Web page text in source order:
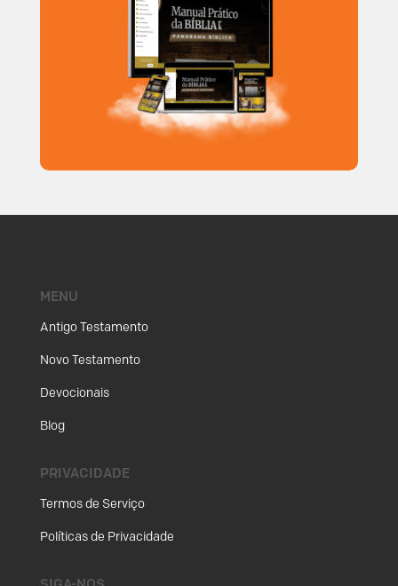
MENU
Antigo Testamento
Novo Testamento
Devocionais
Blog
PRIVACIDADE
Termos de Serviço
Políticas de Privacidade